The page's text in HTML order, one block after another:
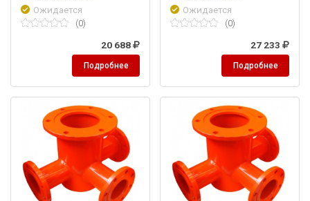
Ожидается
(0)
20 688
Подробнее
Ожидается
(0)
27 233
Подробнее